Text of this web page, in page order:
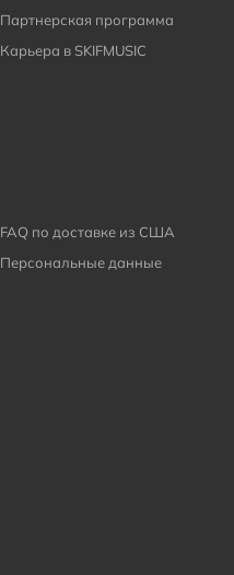
Партнерская программа
Карьера в SKIFMUSIC
FAQ по доставке из США
Персональные данные